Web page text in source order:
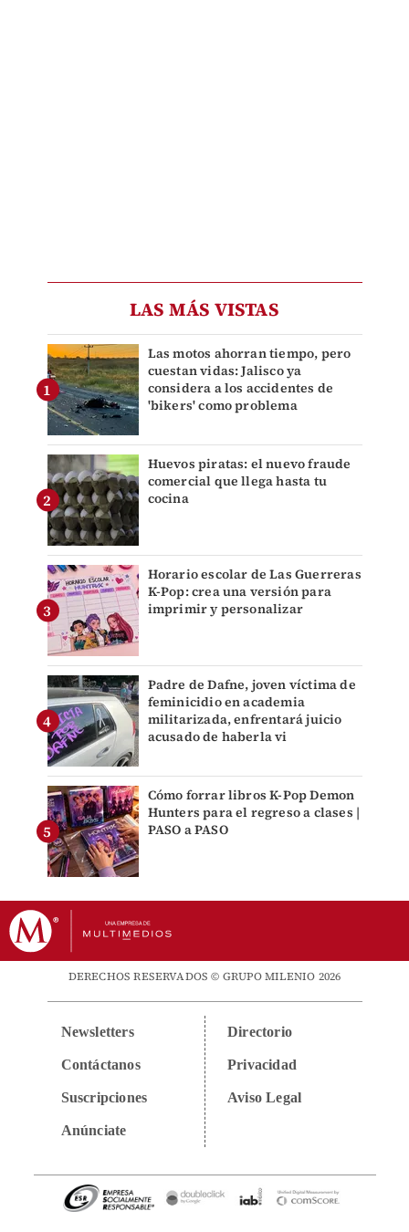
LAS MÁS VISTAS
Las motos ahorran tiempo, pero
cuestan vidas: Jalisco ya
considera a los accidentes de
'bikers' como problema
Huevos piratas: el nuevo fraude
comercial que llega hasta tu
cocina
Horario escolar de Las Guerreras
K-Pop: crea una versión para
imprimir y personalizar
Padre de Dafne, joven víctima de
feminicidio en academia
militarizada, enfrentará juicio
acusado de haberla vi
Cómo forrar libros K-Pop Demon
Hunters para el regreso a clases |
PASO a PASO
DERECHOS RESERVADOS © GRUPO MILENIO 2026
Newsletters
Contáctanos
Suscripciones
Anúnciate
Directorio
Privacidad
Aviso Legal